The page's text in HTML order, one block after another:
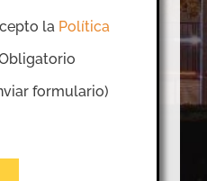
la Política
formulario)